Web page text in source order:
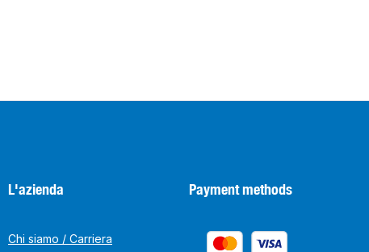
L'azienda
Chi siamo / Carriera
Payment methods